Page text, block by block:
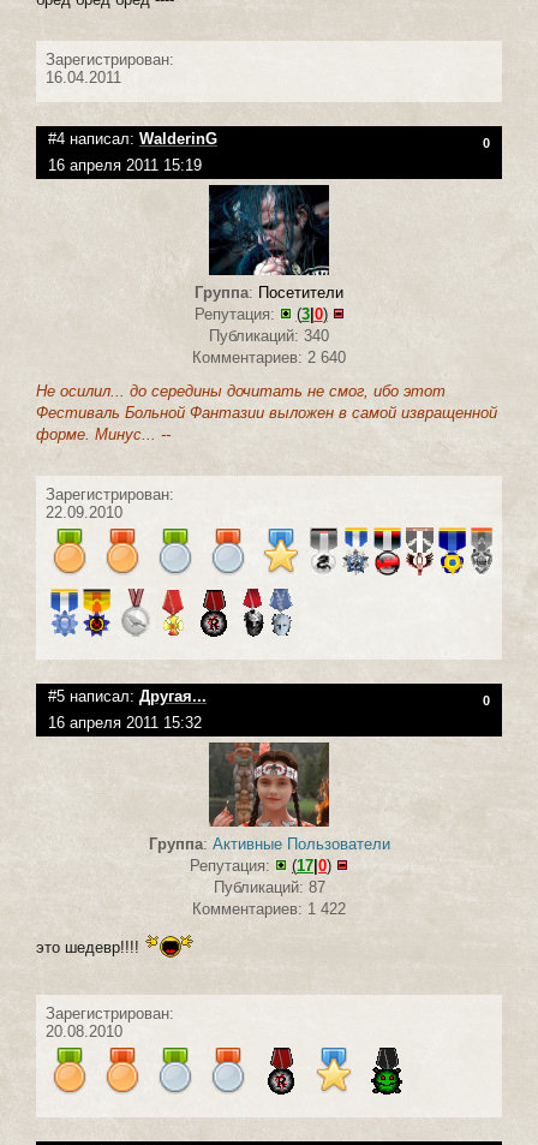
Зарегистрирован:
16.04.2011
#4 написал: WalderinG 0
16 апреля 2011 15:19
Группа: Посетители
Репутация:
(3| 0)
Публикаций: 340
Комментариев: 2 640
Не осилил... до середины дочитать не смог, ибо этот
Фестиваль Больной Фантазии выложен в самой извращенной
форме. Минус... --
Зарегистрирован:
22.09.2010
#5 написал: Другая... 0
16 апреля 2011 15:32
Группа: Активные Пользователи
Репутация:
(17|0)
Публикаций: 87
Комментариев: 1 422
это шедевр!!!!
Зарегистрирован:
20.08.2010